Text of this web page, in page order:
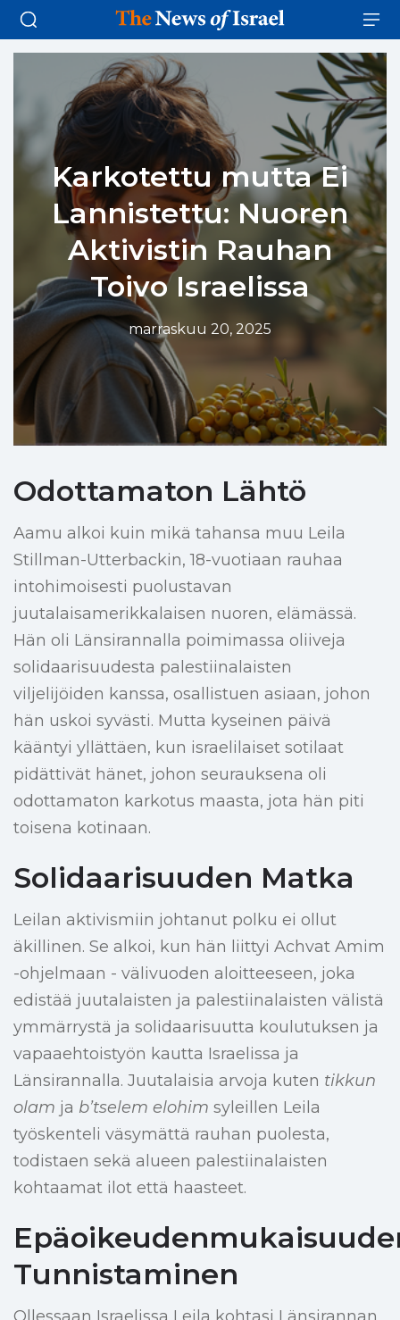
Karkotettu mutta Ei
Lannistettu: Nuoren
Aktivistin Rauhan
Toivo Israelissa
marraskuu 20, 2025
Odottamaton Lähtö
Aamu alkoi kuin mikä tahansa muu Leila
Stillman-Utterbackin, 18-vuotiaan rauhaa
intohimoisesti puolustavan
juutalaisamerikkalaisen nuoren, elämässä.
Hän oli Länsirannalla poimimassa oliiveja
solidaarisuudesta palestiinalaisten
viljelijöiden kanssa, osallistuen asiaan, johon
hän uskoi syvästi. Mutta kyseinen päivä
kääntyi yllättäen, kun israelilaiset sotilaat
pidättivät hänet, johon seurauksena oli
odottamaton karkotus maasta, jota hän piti
toisena kotinaan.
Solidaarisuuden Matka
Leilan aktivismiin johtanut polku ei ollut
äkillinen. Se alkoi, kun hän liittyi Achvat Amim
-ohjelmaan - välivuoden aloitteeseen, joka
edistää juutalaisten ja palestiinalaisten välistä
ymmärrystä ja solidaarisuutta koulutuksen ja
vapaaehtoistyön kautta Israelissa ja
Länsirannalla. Juutalaisia arvoja kuten tikkun
olam ja b’tselem elohim syleillen Leila
työskenteli väsymättä rauhan puolesta,
todistaen sekä alueen palestiinalaisten
kohtaamat ilot että haasteet.
Tunnistaminen